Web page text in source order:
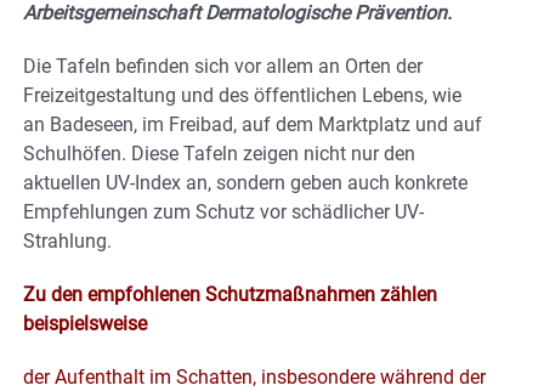
Arbeitsgemeinschaft Dermatologische Prävention.
Die Tafeln befinden sich vor allem an Orten der
Freizeitgestaltung und des öffentlichen Lebens, wie
an Badeseen, im Freibad, auf dem Marktplatz und auf
Schulhöfen. Diese Tafeln zeigen nicht nur den
aktuellen UV-Index an, sondern geben auch konkrete
Empfehlungen zum Schutz vor schädlicher UV-
Strahlung.
Zu den empfohlenen Schutzmaßnahmen zählen
beispielsweise
der Aufenthalt im Schatten, insbesondere während der